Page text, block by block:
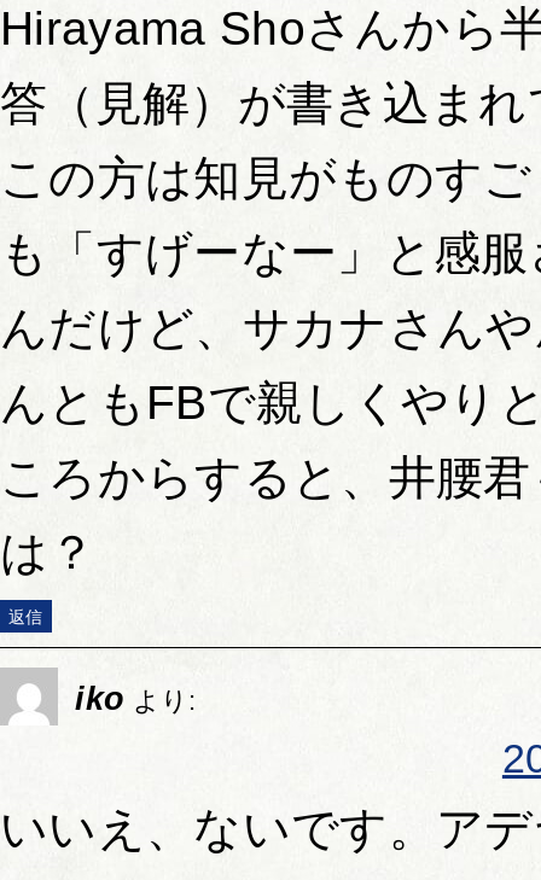
Hirayama Shoさんから
答（見解）が書き込ま
この方は知見がものす
も「すげーなー」と感
んだけど、サカナさん
んともFBで親しくやり
ころからすると、井腰
は？
返信
iko より:
いいえ、ないです。ア